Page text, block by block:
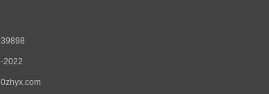
2022